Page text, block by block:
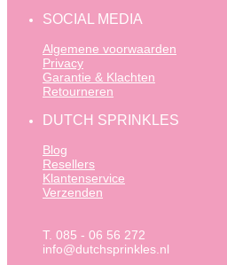
SOCIAL MEDIA
Algemene voorwaarden
Privacy
Garantie & Klachten
Retourneren
DUTCH SPRINKLES
Blog
Resellers
Klantenservice
Verzenden
T. 085 - 06 56 272
info@dutchsprinkles.nl